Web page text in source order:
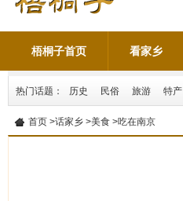
梧桐子首页 看家乡
热门话题： 历史 民俗 旅游 特产
首页 >话家乡 >美食 >吃在南京